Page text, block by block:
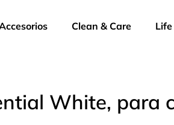
Clean & Care
White, para